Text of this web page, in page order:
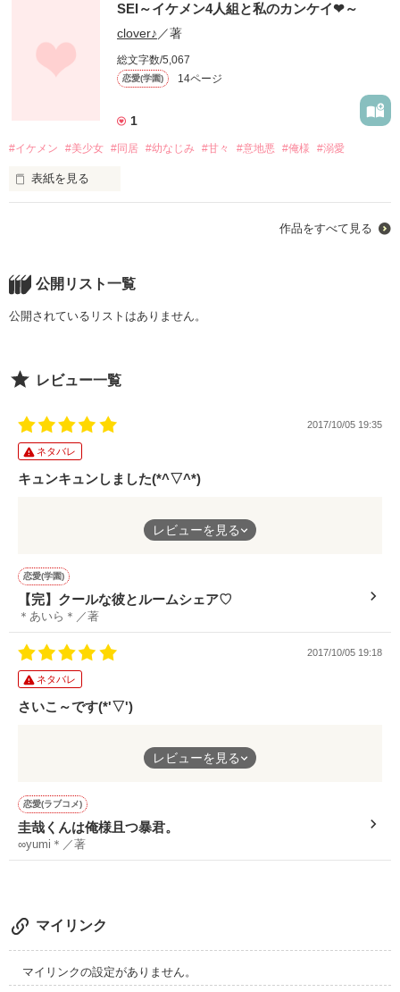
~~~~~~~~~~~~~~~~~~~~~~~~~~~~~
Arisa Sekimoto    Rui Huzino
私の初めての、恋の味は。
甘くて、ほろ苦くて、
そしてちょっぴり…
切なかった。
あの日、君の放った言葉は、
どこまでも空虚で、残酷だった。
『杏ってさ、なんでこんなに綺麗なんだろうね』
残酷な現実から、逃れたくて。
神様に、彼の命を救ってくださいと、願った。
それでも現実は、甘くなくて。
君はどこまでも、優しかった。
『＿＿もしもこの想いが、届くなら』
杏の花びらに乗せて、君の元まで。
SEI～イケメン4人組と私のカンケイ❤～
clover♪ ／著
総文字数/5,067
恋愛(学園) 14ページ
1
#イケメン #美少女 #同居 #幼なじみ #甘々 #意地悪 #俺様 #溺愛
表紙を見る
「SEI4人組」
あたしはこいつらなんて大っ嫌い!!!!
そのはずなのに……？
×
桐谷　晴（高1）
×
ちょっと強引な可愛い系男子
×
秋宮　聖（高1）
愛音たちを巻き込む様々なハプニング！
愛音の恋は　どうなる…？
2017.9.12　スタート☆彡
作品をすべて見る
公開リスト一覧
公開されているリストはありません。
レビュー一覧
2017/10/05 19:35
ネタバレ
キュンキュンしました(*^▽^*)
つぼみちゃんのピュアさがたまらない～‼‼
とってもキュンキュンさせて頂きました♡
舜くんが甘々になるところではもう心臓爆発しそうでした（笑）
＊あいら＊さん、ステキな作品ありがとうございました！
これからも応援しています(≧▽≦)
レビューを見る
恋愛(学園)
【完】クールな彼とルームシェア♡
＊あいら＊／著
2017/10/05 19:18
ネタバレ
さいこ～です(*'▽')
∞yumi＊さん初の俺様！
メッッッッッチャ最高でした！
キュンキュンして死にそう…
『ただし、俺のことは絶対好きになるな』
∞yumi＊さん、たくさんのトキメキをありがとうございました
レビューを見る
恋愛(ラブコメ)
圭哉くんは俺様且つ暴君。
∞yumi＊／著
マイリンク
マイリンクの設定がありません。